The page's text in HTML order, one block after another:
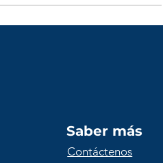
Saber más
Contáctenos